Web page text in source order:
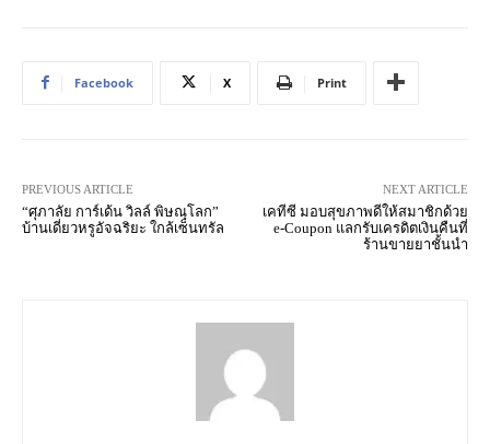
Facebook X Print
PREVIOUS ARTICLE
“ศุภาลัย การ์เด้น วิลล์ พิษณุโลก”
บ้านเดี่ยวหรูอัจฉริยะ ใกล้เซ็นทรัล
NEXT ARTICLE
เคทีซี มอบสุขภาพดีให้สมาชิกด้วย
e-Coupon แลกรับเครดิตเงินคืนที่
ร้านขายยาชั้นนำ